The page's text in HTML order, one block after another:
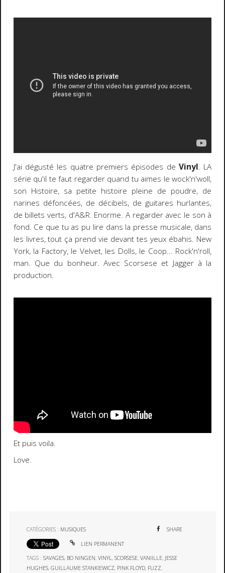
J'ai dégusté les quatre premiers épisodes de Vinyl. LA
série qu'il te faut regarder quand tu aimes le wock'n'woll,
son Histoire, sa petite histoire pleine de poudre, de
narines défoncées, de décibels, de guitares hurlantes,
de billets verts, d'A&R. Enorme. A regarder avec le son à
fond. Ce que tu as pu lire dans la presse musicale, dans
les livres, tout ça prend vie devant tes yeux ébahis. New
York, la Factory, le Velvet, les Dolls, le Coop... Rock'n'roll,
man. Que du bonheur. Avec Scorsese et Jagger à la
production.
Et puis voila.
Love.
CATÉGORIES : MUSIQUES SHARE
LIEN PERMANENT
TAGS :SAVAGES, BO NINGEN,VINYL,SCORSESE,VANIILLE, JESSE
HUGHES,GUILLAUME STANKIEWICZ, PINK FLOYD, FUZZ,